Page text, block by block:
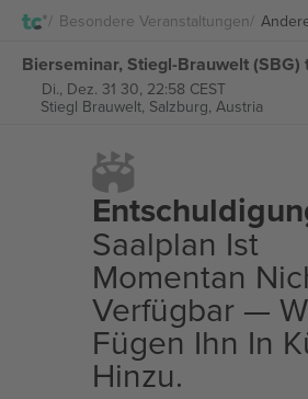
Besondere Veranstaltungen
Bierseminar, Stiegl-Brauwelt (SBG)
Di., Dez. 31 30, 22:58 CEST
Stiegl Brauwelt, Salzburg, Austria
Saalplan Ist
Momentan
Verfügbar —
Fügen Ihn In
Hinzu.